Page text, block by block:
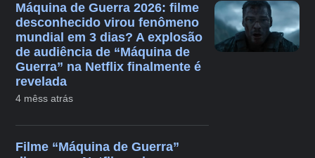
Máquina de Guerra 2026: filme
desconhecido virou fenômeno
mundial em 3 dias? A explosão
de audiência de “Máquina de
Guerra” na Netflix finalmente é
revelada
4 mêss atrás
Filme “Máquina de Guerra”